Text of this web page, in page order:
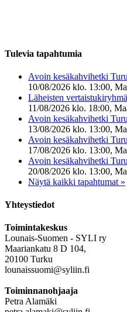
Tulevia tapahtumia
Avoin kesäkahvihetki
10/08/2026 klo. 13:00,
Läheisten
11/08/2026 klo. 18:00,
Avoin kesäkahvihetki
13/08/2026 klo. 13:00,
Avoin kesäkahvihetki
17/08/2026 klo. 13:00,
Avoin kesäkahvihetki
20/08/2026 klo. 13:00,
Näytä kaikki tapahtumat »
Yhteystiedot
Toimintakeskus
Lounais-Suomen - SYLI ry
Maariankatu 8 D 104,
20100 Turku
lounaissuomi@syliin.fi
Toiminnanohjaaja
Petra Alamäki